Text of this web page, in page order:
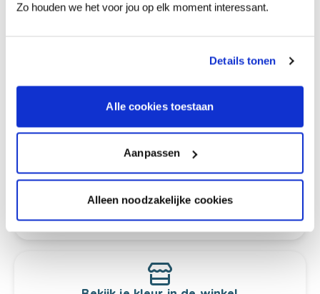
Zo houden we het voor jou op elk moment interessant.
Details tonen
Alle cookies toestaan
Aanpassen
Alleen noodzakelijke cookies
Limestone New - kalkverf
Kleuradvies aan huis
Ga samen met de kleuradviseur door je
ruimtes.
Krijg kleuradvies op basis van de lichtinval
en je meubels.
Krijg ineens een technologische check-up